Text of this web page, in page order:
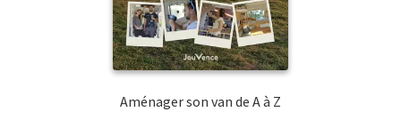
Aménager son van de A à Z